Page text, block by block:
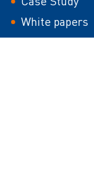
White papers
Carriera